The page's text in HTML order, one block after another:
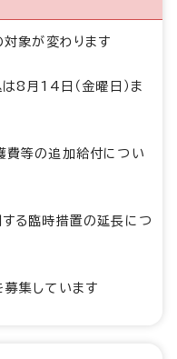
象が変わります
8月14日（金曜日）ま
費等の追加給付につい
る臨時措置の延長につ
集しています